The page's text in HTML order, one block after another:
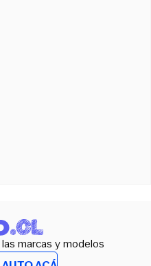
marcas y modelos